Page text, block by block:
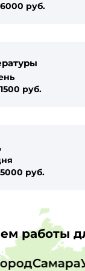
6000 руб.
1500 руб.
5000 руб.
работы